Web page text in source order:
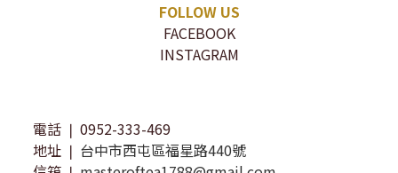
FOLLOW US
FACEBOOK
INSTAGRAM
電話 ❘ 0952-333-469
地址 ❘ 台中市西屯區福星路440號